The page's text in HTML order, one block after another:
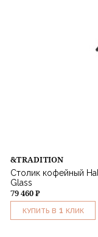
&TRADITION
Столик кофейный
Glass
79 460 ₽
КУПИТЬ В 1 КЛИК